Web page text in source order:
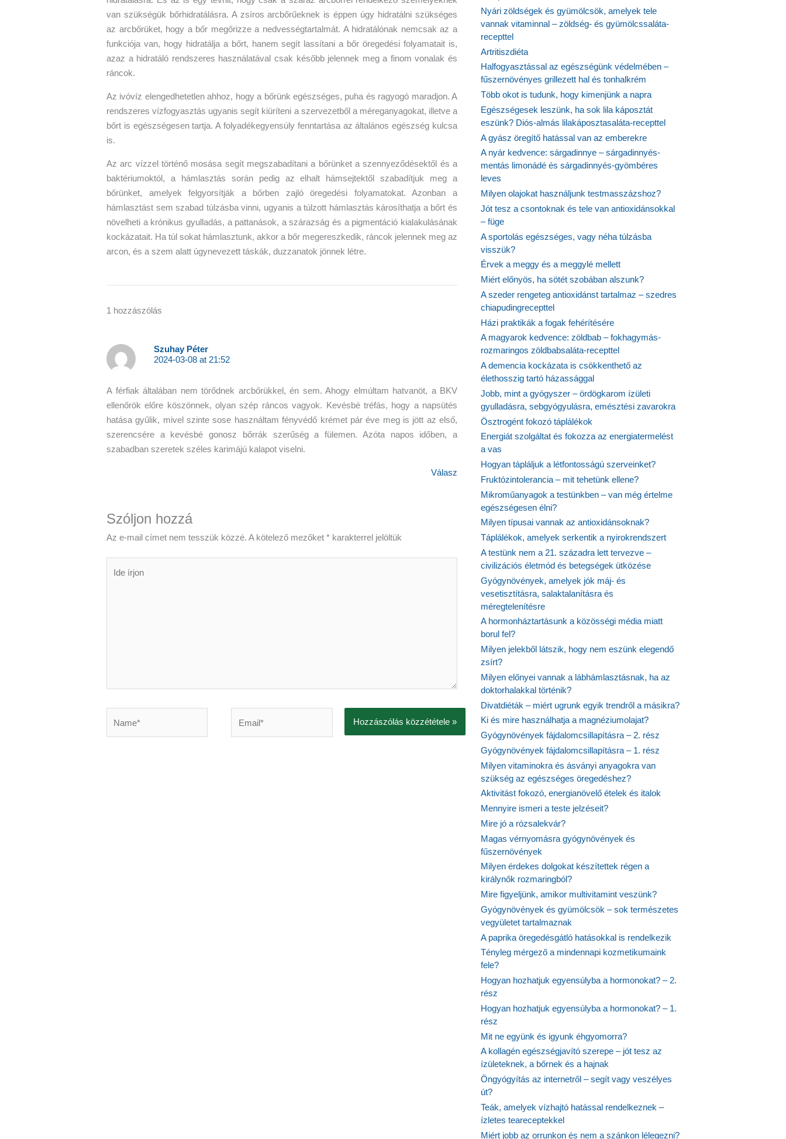
van szükségük bőrhidratálásra. A zsíros arcbőrűeknek is éppen úgy hidratálni szükséges
az arcbőrüket, hogy a bőr megőrizze a nedvességtartalmát. A hidratálónak nemcsak az a
funkciója van, hogy hidratálja a bőrt, hanem segít lassítani a bőr öregedési folyamatait is,
azaz a hidratáló rendszeres használatával csak később jelennek meg a finom vonalak és
ráncok.
Az ivóvíz elengedhetetlen ahhoz, hogy a bőrünk egészséges, puha és ragyogó maradjon. A
rendszeres vízfogyasztás ugyanis segít kiüríteni a szervezetből a méreganyagokat, illetve a
bőrt is egészségesen tartja. A folyadékegyensúly fenntartása az általános egészség kulcsa
is.
Az arc vízzel történő mosása segít megszabadítani a bőrünket a szennyeződésektől és a
baktériumoktól, a hámlasztás során pedig az elhalt hámsejtektől szabadítjuk meg a
bőrünket, amelyek felgyorsítják a bőrben zajló öregedési folyamatokat. Azonban a
hámlasztást sem szabad túlzásba vinni, ugyanis a túlzott hámlasztás károsíthatja a bőrt és
növelheti a krónikus gyulladás, a pattanások, a szárazság és a pigmentáció kialakulásának
kockázatait. Ha túl sokat hámlasztunk, akkor a bőr megereszkedik, ráncok jelennek meg az
arcon, és a szem alatt úgynevezett táskák, duzzanatok jönnek létre.
1 hozzászólás
Szuhay Péter
2024-03-08 at 21:52
A férfiak általában nem törődnek arcbőrükkel, én sem. Ahogy elmúltam hatvanöt, a BKV
ellenőrök előre köszönnek, olyan szép ráncos vagyok. Kevésbé tréfás, hogy a napsütés
hatása gyűlik, mivel szinte sose használtam fényvédő krémet pár éve meg is jött az első,
szerencsére a kevésbé gonosz bőrrák szerűség a fülemen. Azóta napos időben, a
szabadban szeretek széles karimájú kalapot viselni.
Válasz
Szóljon hozzá
Az e-mail címet nem tesszük közzé. A kötelező mezőket * karakterrel jelöltük
írjon
Nyári zöldségek és gyümölcsök, amelyek tele
vannak vitaminnal – zöldség- és gyümölcssaláta-
recepttel
Artritiszdiéta
Halfogyasztással az egészségünk védelmében –
fűszernövényes grillezett hal és tonhalkrém
Több okot is tudunk, hogy kimenjünk a napra
Egészségesek leszünk, ha sok lila káposztát
eszünk? Diós-almás lilakáposztasaláta-recepttel
A gyász öregítő hatással van az emberekre
A nyár kedvence: sárgadinnye – sárgadinnyés-
mentás limonádé és sárgadinnyés-gyömbéres
leves
Milyen olajokat használjunk testmasszázshoz?
Jót tesz a csontoknak és tele van antioxidánsokkal
– füge
A sportolás egészséges, vagy néha túlzásba
visszük?
Érvek a meggy és a meggylé mellett
Miért előnyös, ha sötét szobában alszunk?
A szeder rengeteg antioxidánst tartalmaz – szedres
chiapudingrecepttel
Házi praktikák a fogak fehérítésére
A magyarok kedvence: zöldbab – fokhagymás-
rozmaringos zöldbabsaláta-recepttel
A demencia kockázata is csökkenthető az
élethosszig tartó házassággal
Jobb, mint a gyógyszer – ördögkarom ízületi
gyulladásra, sebgyógyulásra, emésztési zavarokra
Ösztrogént fokozó táplálékok
Energiát szolgáltat és fokozza az energiatermelést
a vas
Hogyan tápláljuk a létfontosságú szerveinket?
Fruktózintolerancia – mit tehetünk ellene?
Mikroműanyagok a testünkben – van még értelme
egészségesen élni?
Milyen típusai vannak az antioxidánsoknak?
Táplálékok, amelyek serkentik a nyirokrendszert
A testünk nem a 21. századra lett tervezve –
civilizációs életmód és betegségek ütközése
Gyógynövények, amelyek jók máj- és
vesetisztításra, salaktalanításra és
méregtelenítésre
A hormonháztartásunk a közösségi média miatt
borul fel?
Milyen jelekből látszik, hogy nem eszünk elegendő
zsírt?
Milyen előnyei vannak a lábhámlasztásnak, ha az
doktorhalakkal történik?
Divatdiéták – miért ugrunk egyik trendről a másikra?
Ki és mire használhatja a magnéziumolajat?
Gyógynövények fájdalomcsillapításra – 2. rész
Gyógynövények fájdalomcsillapításra – 1. rész
Milyen vitaminokra és ásványi anyagokra van
szükség az egészséges öregedéshez?
Aktivitást fokozó, energianövelő ételek és italok
Mennyire ismeri a teste jelzéseit?
Mire jó a rózsalekvár?
Magas vérnyomásra gyógynövények és
fűszernövények
Milyen érdekes dolgokat készítettek régen a
királynők rozmaringból?
Mire figyeljünk, amikor multivitamint veszünk?
Gyógynövények és gyümölcsök – sok természetes
vegyületet tartalmaznak
A paprika öregedésgátló hatásokkal is rendelkezik
Tényleg mérgező a mindennapi kozmetikumaink
fele?
Hogyan hozhatjuk egyensúlyba a hormonokat? – 2.
rész
Hogyan hozhatjuk egyensúlyba a hormonokat? – 1.
rész
Mit ne együnk és igyunk éhgyomorra?
A kollagén egészségjavító szerepe – jót tesz az
ízületeknek, a bőrnek és a hajnak
Öngyógyítás az internetről – segít vagy veszélyes
út?
Teák, amelyek vízhajtó hatással rendelkeznek –
ízletes teareceptekkel
Miért jobb az orrunkon és nem a szánkon lélegezni?